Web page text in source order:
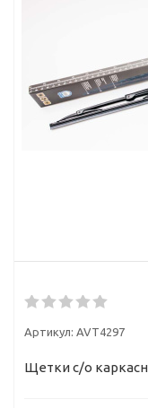
Артикул: AVT4297
Щетки с/о